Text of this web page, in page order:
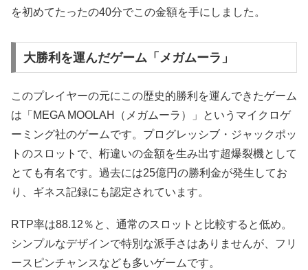
を初めてたったの40分でこの金額を手にしました。
大勝利を運んだゲーム「メガムーラ」
このプレイヤーの元にこの歴史的勝利を運んできたゲーム
は「MEGA MOOLAH（メガムーラ）」というマイクロゲ
ーミング社のゲームです。プログレッシブ・ジャックポッ
トのスロットで、桁違いの金額を生み出す超爆裂機として
とても有名です。過去には25億円の勝利金が発生してお
り、ギネス記録にも認定されています。
RTP率は88.12％と、通常のスロットと比較すると低め。
シンプルなデザインで特別な派手さはありませんが、フリ
ースピンチャンスなども多いゲームです。